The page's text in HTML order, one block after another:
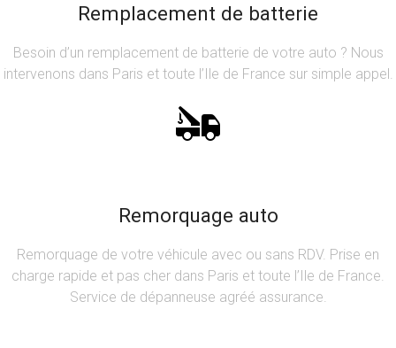
Remplacement de batterie
Besoin d’un remplacement de batterie de votre auto ? Nous
intervenons dans Paris et toute l’Ile de France sur simple appel.
Remorquage auto
Remorquage de votre véhicule avec ou sans RDV. Prise en
charge rapide et pas cher dans Paris et toute l’Ile de France.
Service de dépanneuse agréé assurance.